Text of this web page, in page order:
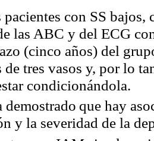
con SS bajos,
las ABC y del ECG
(cinco años) del
de tres vasos y, por lo
condicionándola.
demostrado que hay
y la severidad de la